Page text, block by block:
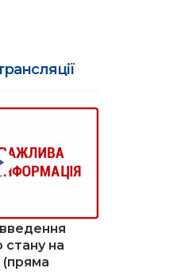
стану на
(пряма